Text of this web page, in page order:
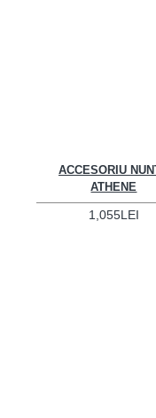
ACCESORIU
ATHENE
1,055LEI